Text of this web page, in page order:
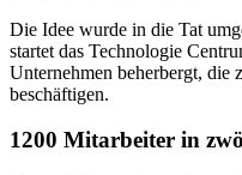
Die Idee wurde in die Tat
startet das Technologie
Unternehmen beherbergt, die
beschäftigen.
1200 Mitarbeiter in